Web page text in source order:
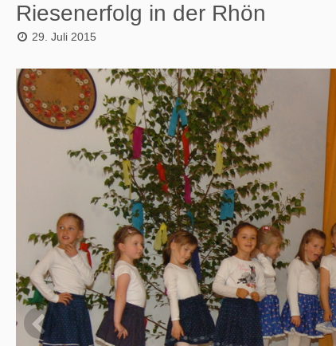
Riesenerfolg in der Rhön
29. Juli 2015